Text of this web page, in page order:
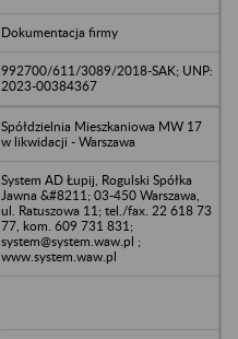
Dokumentacja firmy
992700/611/3089/2018-SAK; UNP:
2023-00384367
Spółdzielnia Mieszkaniowa MW 17
w likwidacji - Warszawa
System AD Łupij, Rogulski Spółka
Jawna &#8211; 03-450 Warszawa,
ul. Ratuszowa 11; tel./fax. 22 618 73
77, kom. 609 731 831;
system@system.waw.pl ;
www.system.waw.pl